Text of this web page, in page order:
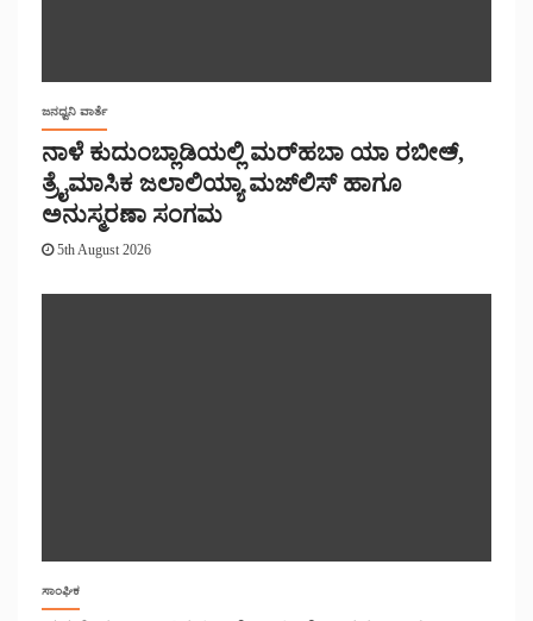
ಜನಧ್ವನಿ ವಾರ್ತೆ
ನಾಳೆ ಕುದುಂಬ್ಲಾಡಿಯಲ್ಲಿ ಮರ್‌‌ಹಬಾ ಯಾ ರಬೀಅ್,
ತ್ರೈಮಾಸಿಕ ಜಲಾಲಿಯ್ಯಾ ಮಜ್‌‌ಲಿಸ್‌‌ ಹಾಗೂ
ಅನುಸ್ಮರಣಾ ಸಂಗಮ
5th August 2026
ಸಾಂಘಿಕ